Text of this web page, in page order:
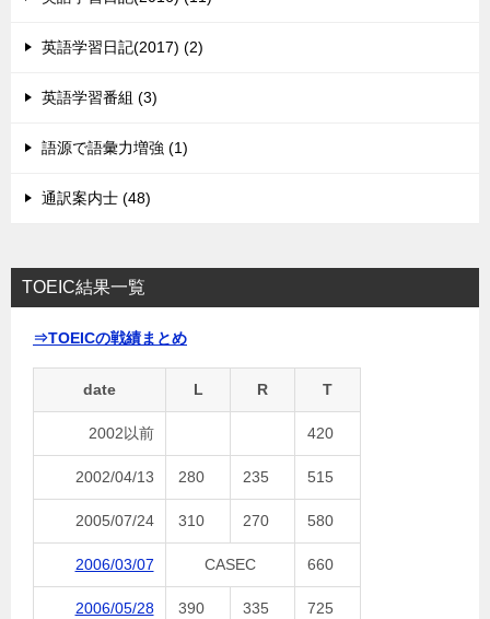
英語学習日記(2017) (2)
英語学習番組 (3)
語源で語彙力増強 (1)
通訳案内士 (48)
TOEIC結果一覧
⇒TOEICの戦績まとめ
date L R T
2002以前 420
2002/04/13 280 235 515
2005/07/24 310 270 580
2006/03/07 CASEC 660
2006/05/28 390 335 725